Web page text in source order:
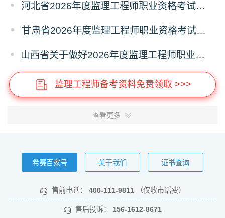
河北省2026年度监理工程师职业资格考试考务工作通知
甘肃省2026年度监理工程师职业资格考试报名通知
山西省关于做好2026年度监理工程师职业资格考试考务工作的通知
监理工程师备考资料免费领取 >>>
查看更多
希赛百家号 关于我们 证书查询
售前电话： 400-111-9811 （仅收市话费）
售后投诉： 156-1612-8671